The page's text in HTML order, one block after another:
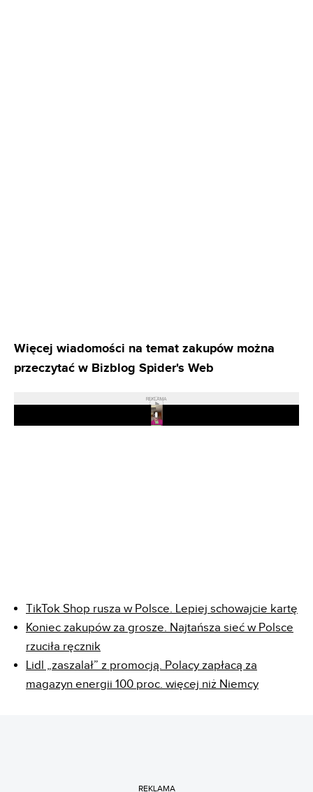
Więcej wiadomości na temat zakupów można
przeczytać w Bizblog Spider's Web
REKLAMA
Play
TikTok Shop rusza w Polsce. Lepiej schowajcie kartę
Koniec zakupów za grosze. Najtańsza sieć w Polsce
rzuciła ręcznik
Lidl „zaszalał” z promocją. Polacy zapłacą za
magazyn energii 100 proc. więcej niż Niemcy
REKLAMA